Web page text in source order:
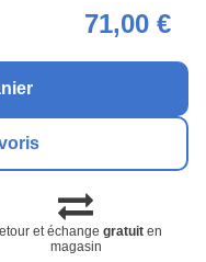
71,00 €
et échangegratuit en
magasin